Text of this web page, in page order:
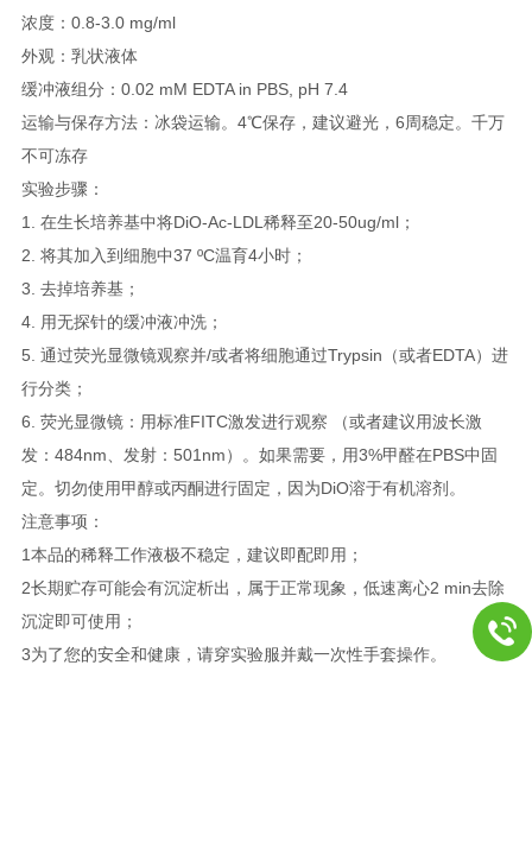
浓度：0.8-3.0 mg/ml
外观：乳状液体
缓冲液组分：0.02 mM EDTA in PBS, pH 7.4
运输与保存方法：冰袋运输。4℃保存，建议避光，6周稳定。千万
不可冻存
实验步骤：
1. 在生长培养基中将DiO-Ac-LDL稀释至20-50ug/ml；
2. 将其加入到细胞中37 ºC温育4小时；
3. 去掉培养基；
4. 用无探针的缓冲液冲洗；
5. 通过荧光显微镜观察并/或者将细胞通过Trypsin（或者EDTA）进
行分类；
6. 荧光显微镜：用标准FITC激发进行观察 （或者建议用波长激
发：484nm、发射：501nm）。如果需要，用3%甲醛在PBS中固
定。切勿使用甲醇或丙酮进行固定，因为DiO溶于有机溶剂。
注意事项：
1本品的稀释工作液极不稳定，建议即配即用；
2长期贮存可能会有沉淀析出，属于正常现象，低速离心2 min去除
沉淀即可使用；
3为了您的安全和健康，请穿实验服并戴一次性手套操作。